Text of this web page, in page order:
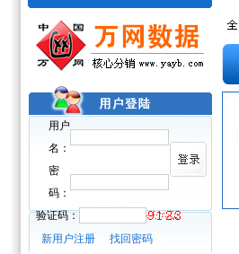
用户
名：
密
码：
验证码：
新用户注册
找回密码